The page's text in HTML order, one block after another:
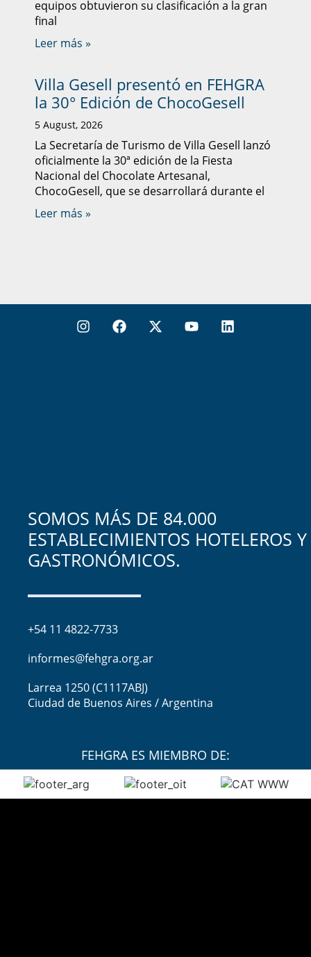
equipos obtuvieron su clasificación a la gran
final
Leer más »
Villa Gesell presentó en FEHGRA
la 30° Edición de ChocoGesell
5 August, 2026
La Secretaría de Turismo de Villa Gesell lanzó
oficialmente la 30ª edición de la Fiesta
Nacional del Chocolate Artesanal,
ChocoGesell, que se desarrollará durante el
Leer más »
SOMOS MÁS DE 84.000
ESTABLECIMIENTOS HOTELEROS Y
GASTRONÓMICOS.
+54 11 4822-7733
informes@fehgra.org.ar
Larrea 1250 (C1117ABJ)
Ciudad de Buenos Aires / Argentina
FEHGRA ES MIEMBRO DE: